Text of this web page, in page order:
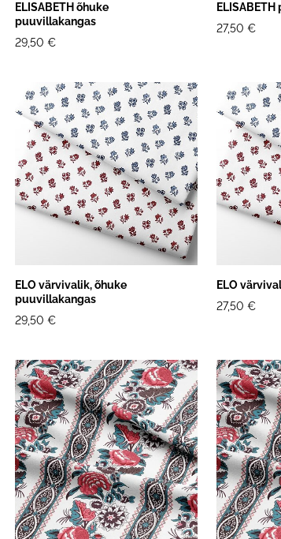
ELISABETH õhuke
puuvillakangas
29,50 €
27,50 €
ELO värvivalik, õhuke
puuvillakangas
29,50 €
ELO
27,50 €